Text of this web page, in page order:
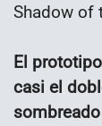
Shadow of
El
casi el